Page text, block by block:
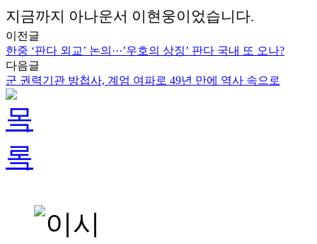
지금까지 아나운서 이현웅이었습니다.
이전글
한중 ‘판다 외교’ 논의···’우호의 상징’ 판다 국내 또 오나?
다음글
군 권력기관 방첩사, 계엄 여파로 49년 만에 역사 속으로